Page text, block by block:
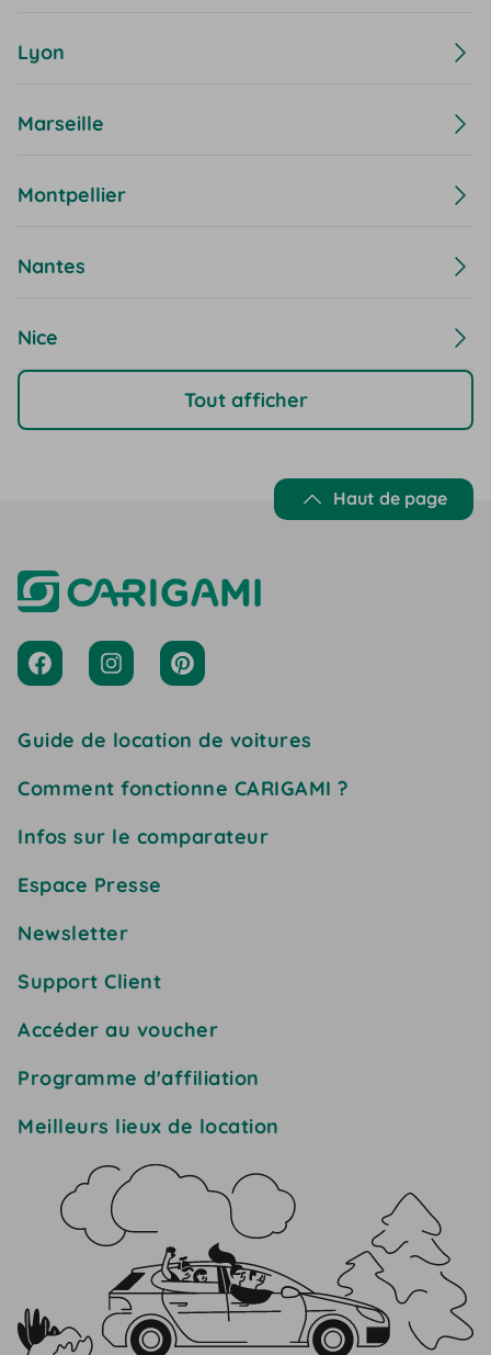
Lyon
Marseille
Montpellier
Nantes
Nice
Tout afficher
Haut de page
Guide de location de voitures
Comment fonctionne CARIGAMI ?
Infos sur le comparateur
Espace Presse
Newsletter
Support Client
Accéder au voucher
Programme d'affiliation
Meilleurs lieux de location